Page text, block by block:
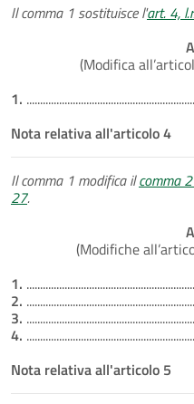
Il comma 1 sostituisce l'art. 4,
(Modifica
1.
Nota relativa all'articolo 4
Il comma 1 modifica ilcomma
27.
(Modifiche
1.
2.
3.
4.
Nota relativa all'articolo 5